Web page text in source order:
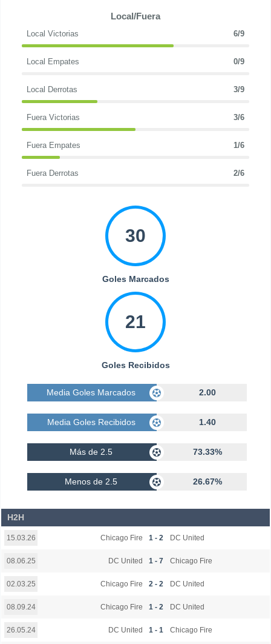
Local/Fuera
Local Victorias 6/9
Local Empates 0/9
Local Derrotas 3/9
Fuera Victorias 3/6
Fuera Empates 1/6
Fuera Derrotas 2/6
30
Goles Marcados
21
Goles Recibidos
Media Goles Marcados 2.00
Media Goles Recibidos 1.40
Más de 2.5 73.33%
Menos de 2.5 26.67%
H2H
15.03.26 Chicago Fire 1 - 2 DC United
08.06.25 DC United 1 - 7 Chicago Fire
02.03.25 Chicago Fire 2 - 2 DC United
08.09.24 Chicago Fire 1 - 2 DC United
26.05.24 DC United 1 - 1 Chicago Fire